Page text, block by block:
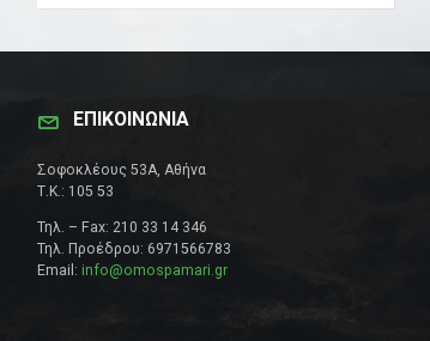
ΕΠΙΚΟΙΝΩΝΊΑ
Σοφοκλέους 53Α, Αθήνα
Τ.Κ.: 105 53
Τηλ. – Fax: 210 33 14 346
Τηλ. Προέδρου: 6971566783
Email: info@omospamari.gr